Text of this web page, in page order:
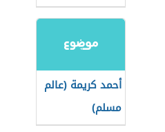
الرجل
أحمد كريمة (عالم
مسلم)